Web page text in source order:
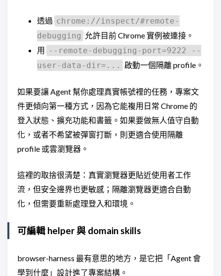
透過 chrome://inspect/#remote-
debugging 允許目前 Chrome 實例被連接。
用
--remote-debugging-port=9222 --
user-data-dir=...
啟動一個隔離 profile。
如果要讓 Agent 幫你處理真實帳號裡的任務，專案文
件更傾向第一種方式，因為它能複用日常 Chrome 的
登入狀態、擴充功能和書籤。如果要做無人值守自動
化，或者不希望被彈窗打斷，則更適合使用隔離
profile 或雲瀏覽器。
這裡的取捨很清楚：真實瀏覽器更貼近使用者工作
流，但安全邊界也更敏感；隔離瀏覽器更適合自動
化，但需要重新處理登入和環境。
可編輯 helper 與 domain skills
browser-harness 最有意思的地方，是它把「Agent 會
學到什麼」設計進了專案結構。